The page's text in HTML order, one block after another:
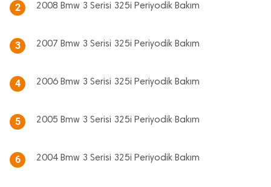
2 2008 Bmw 3 Serisi 325i Periyodik Bakım
3 2007 Bmw 3 Serisi 325i Periyodik Bakım
4 2006 Bmw 3 Serisi 325i Periyodik Bakım
5 2005 Bmw 3 Serisi 325i Periyodik Bakım
6 2004 Bmw 3 Serisi 325i Periyodik Bakım